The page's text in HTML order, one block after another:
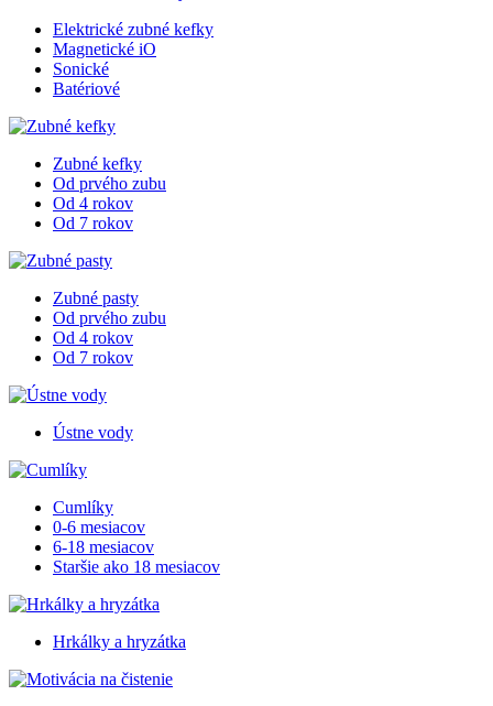
Elektrické zubné kefky
Magnetické iO
Sonické
Batériové
Zubné kefky
Od prvého zubu
Od 4 rokov
Od 7 rokov
Zubné pasty
Od prvého zubu
Od 4 rokov
Od 7 rokov
Ústne vody
Cumlíky
0-6 mesiacov
6-18 mesiacov
Staršie ako 18 mesiacov
Hrkálky a hryzátka